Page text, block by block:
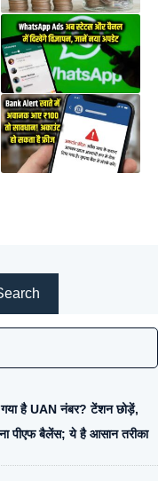
है UAN नंबर? टेंशन छोड़ें,
पीएफ बैलेंस; ये है आसान तरीका